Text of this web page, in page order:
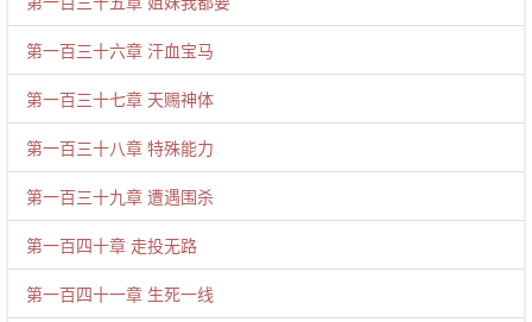
第一百三十六章 汗血宝马
第一百三十七章 天赐神体
第一百三十八章 特殊能力
第一百三十九章 遭遇围杀
第一百四十章 走投无路
第一百四十一章 生死一线